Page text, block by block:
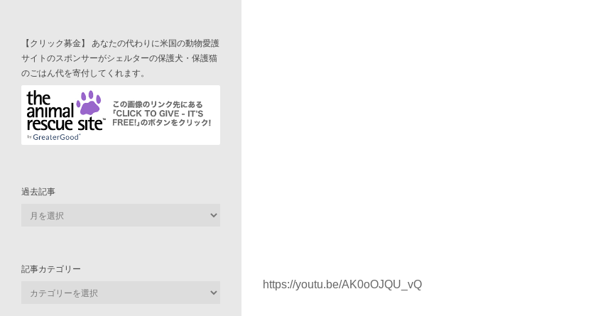
https://youtu.be/AK0oOJQU_vQ
【クリック募金】 あなたの代わりに米国の動物愛護
サイトのスポンサーがシェルターの保護犬・保護猫
のごはん代を寄付してくれます。
過去記事
記事カテゴリー